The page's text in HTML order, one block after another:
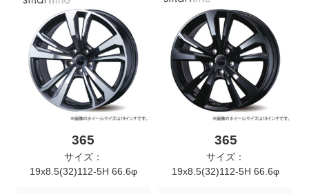
365
サイズ：
19x8.5(32)112-5H 66.6φ
365
サイズ：
19x8.5(32)112-5H 66.6φ